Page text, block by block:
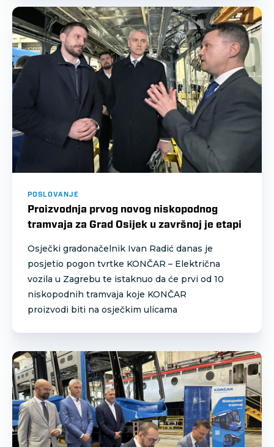
POSLOVANJE
Proizvodnja prvog novog niskopodnog
tramvaja za Grad Osijek u završnoj je etapi
Osječki gradonačelnik Ivan Radić danas je
posjetio pogon tvrtke KONČAR – Električna
vozila u Zagrebu te istaknuo da će prvi od 10
niskopodnih tramvaja koje KONČAR
proizvodi biti na osječkim ulicama